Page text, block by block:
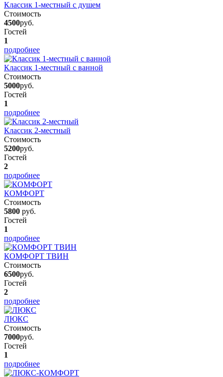
Классик 1-местный с душем
Стоимость
4500руб.
Гостей
1
подробнее
Классик 1-местный с ванной
Стоимость
5000руб.
Гостей
1
подробнее
Классик 2-местный
Стоимость
5200руб.
Гостей
2
подробнее
КОМФОРТ
Стоимость
5800 руб.
Гостей
1
подробнее
КОМФОРТ ТВИН
Стоимость
6500руб.
Гостей
2
подробнее
ЛЮКС
Стоимость
7000руб.
Гостей
1
подробнее